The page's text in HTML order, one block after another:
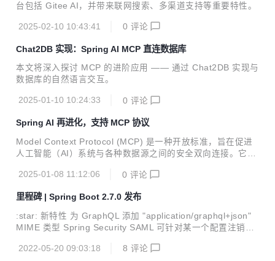
台包括 Gitee AI，并带来联网搜索、多渠道支持等重要特性。
2025-02-10 10:43:41 0 评论
Chat2DB 实现：Spring AI MCP 直连数据库
本文将深入探讨 MCP 的进阶应用 —— 通过 Chat2DB 实现与
数据库的自然语言交互。
2025-01-10 10:24:33 0 评论
Spring AI 再进化，支持 MCP 协议
Model Context Protocol (MCP) 是一种开放标准，旨在促进
人工智能（AI）系统与各种数据源之间的安全双向连接。它为
部数据，从而取代了以往需要为每个数据源定制集成的复杂做
2025-01-08 11:12:06 0 评论
里程碑 | Spring Boot 2.7.0 发布
:star: 新特性 为 GraphQL 添加 "application/graphql+json"
MIME 类型 Spring Security SAML 可针对某一个配置注销策
用@PropertySource 3 配置的属性具有更高的优先级 WebCli
2022-05-20 09:03:18 8 评论